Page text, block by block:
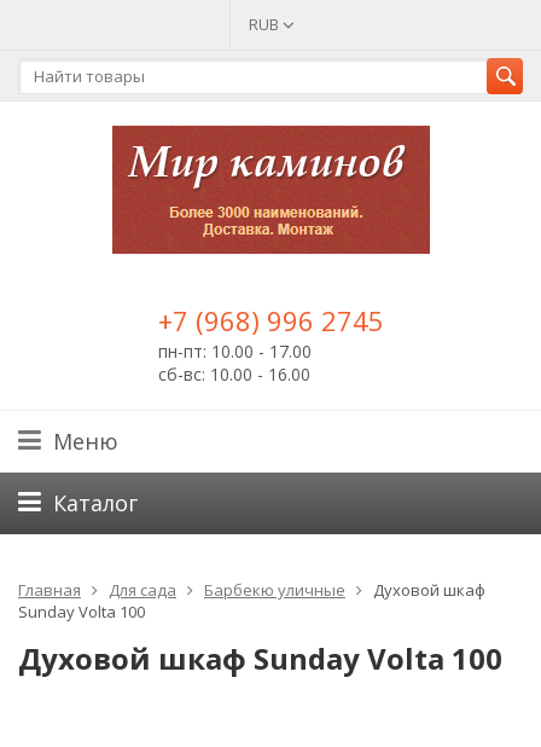
RUB
+7 (968) 996 2745
пн-пт: 10.00 - 17.00
сб-вс: 10.00 - 16.00
Меню
Каталог
Главная Для сада Барбекю уличные
Духовой шкаф
Sunday Volta 100
Духовой шкаф Sunday Volta 100